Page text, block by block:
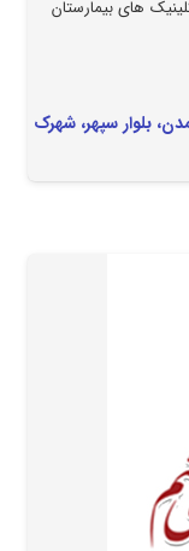
های بیمارستان
بلوار سپهر، شهرک